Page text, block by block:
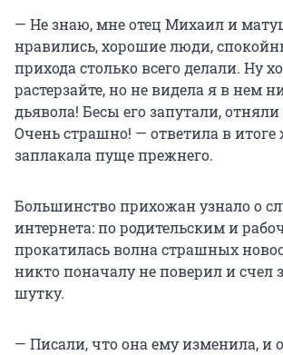
— Не знаю, мне отец Михаил и
нравились, хорошие люди,
прихода столько всего делали. Ну
растерзайте, но не видела я в нем
дьявола! Бесы его запутали, отняли
Очень страшно! — ответила в
заплакала пуще прежнего.
Большинство прихожан узнало о
интернета: по родительским и
прокатилась волна страшных
никто поначалу не поверил и счел
шутку.
— Писали, что она ему изменила, и